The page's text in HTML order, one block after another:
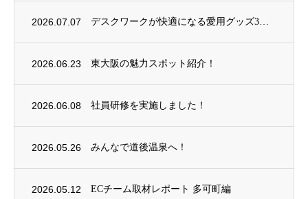
2026.07.07 デスクワークが快適になる愛用グッズ3選
2026.06.23 東大阪の魅力スポット紹介！
2026.06.08 社員研修を実施しました！
2026.05.26 みんなで道後温泉へ！
2026.05.12 ECチーム取材レポート 多可町編